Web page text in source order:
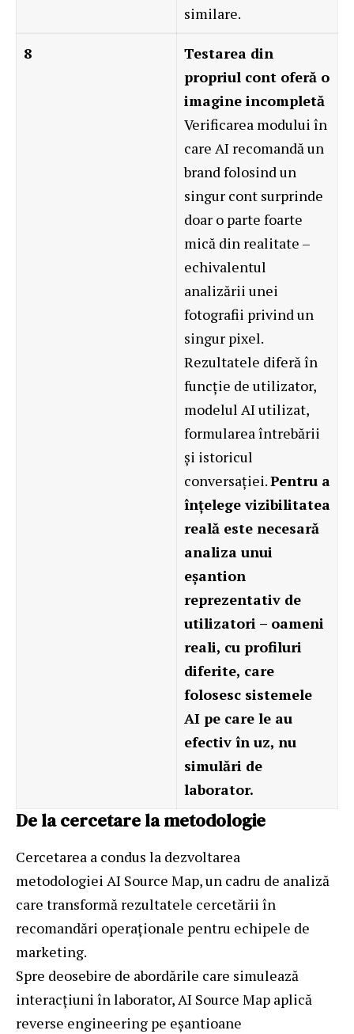
similare.
8
Testarea din
propriul cont oferă o
imagine incompletă
Verificarea modului în
care AI recomandă un
brand folosind un
singur cont surprinde
doar o parte foarte
mică din realitate –
echivalentul
analizării unei
fotografii privind un
singur pixel.
Rezultatele diferă în
funcție de utilizator,
modelul AI utilizat,
formularea întrebării
și istoricul
conversației.Pentru a
înțelege vizibilitatea
reală este necesară
analiza unui
eșantion
reprezentativ de
utilizatori – oameni
reali, cu profiluri
diferite, care
folosesc sistemele
AI pe care le au
efectiv în uz, nu
simulări de
laborator.
De la cercetare la metodologie
Cercetarea a condus la dezvoltarea
metodologiei AI Source Map, un cadru de analiză
care transformă rezultatele cercetării în
recomandări operaționale pentru echipele de
marketing.
Spre deosebire de abordările care simulează
interacțiuni în laborator, AI Source Map aplică
reverse engineering pe eșantioane